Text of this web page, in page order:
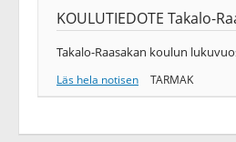
KOULUTIEDOTE Takalo-
Takalo-Raasakan koulun
Läs hela notisen TARMAK